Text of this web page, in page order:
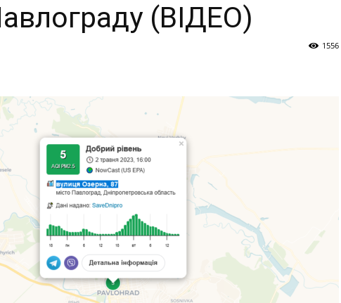
(ВІДЕО)
1556